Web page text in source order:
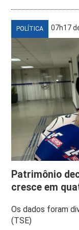
POLÍTICA 07h17
Patrimônio
cresce em
Os dados foram
(TSE)